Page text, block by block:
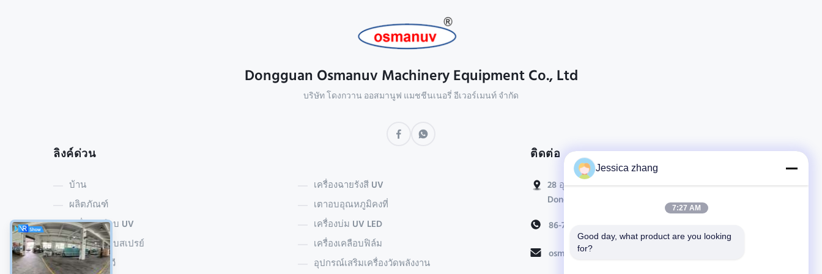
Dongguan Osmanuv Machinery Equipment Co., Ltd
บริษัท โดงกวาน ออสมานูฟ แมชชีนเนอรี่ อีเวอร์เมนท์ จํากัด
ลิงค์ด่วน
บ้าน
ผลิตภัณฑ์
เครื่องเคลือบ UV
เครื่องเคลือบสเปรย์
เครื่องบ่มยูวี
เครื่องฉายรังสี UV
เตาอบอุณหภูมิคงที่
เครื่องบ่ม UV LED
เครื่องเคลือบฟิล์ม
อุปกรณ์เสริมเครื่องวัดพลังงาน
ติดต่อ
28 อุตสาหกรรมที่สอง Liu chong wei, Wanjiang,
DongGuan, Guangdong, China
86-769 -88125248
osmanuv@hotmail.com
Jessica zhang
7:27 AM
Good day, what product are you looking
for?